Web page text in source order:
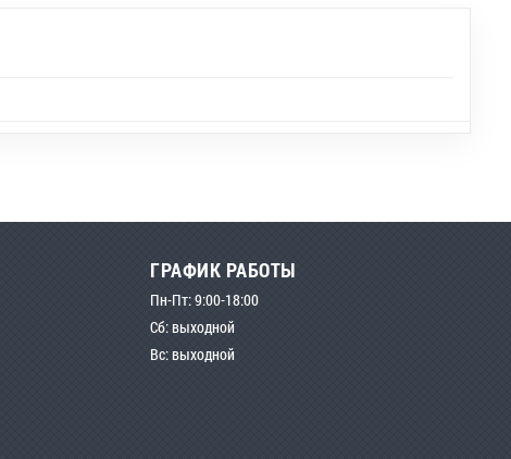
ГРАФИК РАБОТЫ
Пн-Пт: 9:00-18:00
Сб: выходной
Вс: выходной